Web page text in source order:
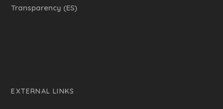
Transparency (ES)
EXTERNAL LINKS